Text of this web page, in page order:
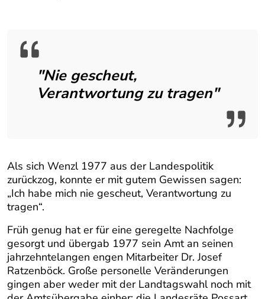
"Nie gescheut,
Verantwortung zu tragen"
Als sich Wenzl 1977 aus der Landespolitik
zurückzog, konnte er mit gutem Gewissen sagen:
„Ich habe mich nie gescheut, Verantwortung zu
tragen“.
Früh genug hat er für eine geregelte Nachfolge
gesorgt und übergab 1977 sein Amt an seinen
jahrzehntelangen engen Mitarbeiter Dr. Josef
Ratzenböck. Große personelle Veränderungen
gingen aber weder mit der Landtagswahl noch mit